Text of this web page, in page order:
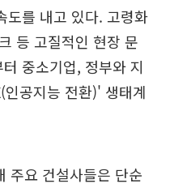
도를 내고 있다. 고령화
등 고질적인 현장 문
중소기업, 정부와 지
공지능 전환)' 생태계
주요 건설사들은 단순